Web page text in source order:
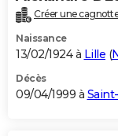
Créer une
Naissance
13/02/1924 à Lille (
Décès
09/04/1999 à